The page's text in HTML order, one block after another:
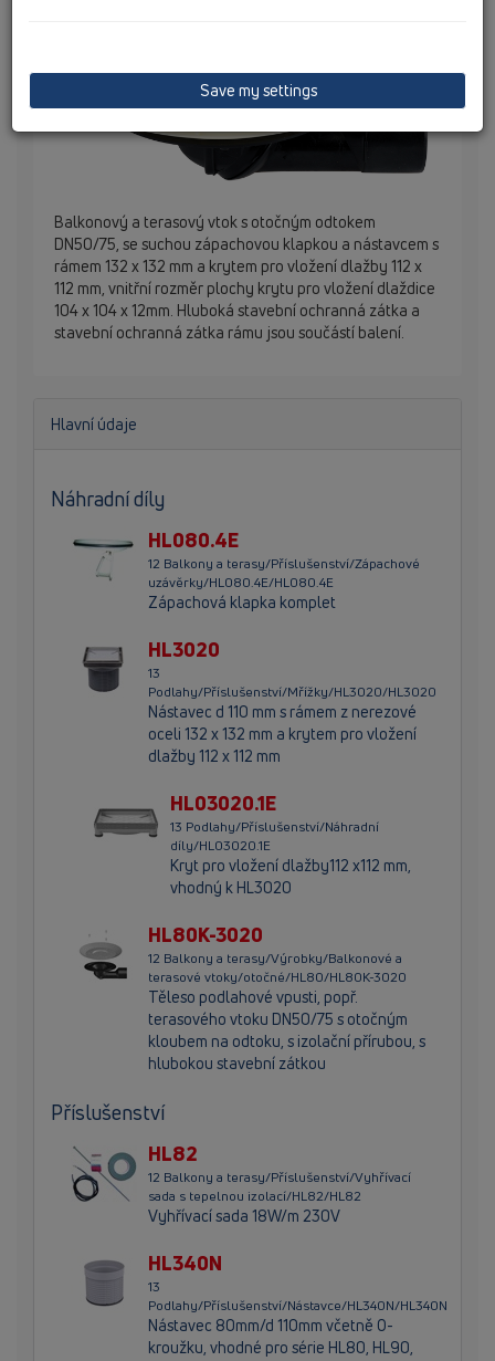
Balkonový a terasový vtok s otočným odtokem
DN50/75, se suchou zápachovou klapkou a nástavcem s
rámem 132 x 132 mm a krytem pro vložení dlažby 112 x
112 mm, vnitřní rozměr plochy krytu pro vložení dlaždice
104 x 104 x 12mm. Hluboká stavební ochranná zátka a
stavební ochranná zátka rámu jsou součástí balení.
Hlavní údaje
Náhradní díly
HL080.4E
12 Balkony a terasy/Příslušenství/Zápachové
uzávěrky/HL080.4E/HL080.4E
Zápachová klapka komplet
HL3020
13
Podlahy/Příslušenství/Mřížky/HL3020/HL3020
Nástavec d 110 mm s rámem z nerezové
oceli 132 x 132 mm a krytem pro vložení
dlažby 112 x 112 mm
HL03020.1E
13 Podlahy/Příslušenství/Náhradní
díly/HL03020.1E
Kryt pro vložení dlažby112 x112 mm,
vhodný k HL3020
HL80K-3020
12 Balkony a terasy/Výrobky/Balkonové a
terasové vtoky/otočné/HL80/HL80K-3020
Těleso podlahové vpusti, popř.
terasového vtoku DN50/75 s otočným
kloubem na odtoku, s izolační přírubou, s
hlubokou stavební zátkou
Příslušenství
HL82
12 Balkony a terasy/Příslušenství/Vyhřívací
sada s tepelnou izolací/HL82/HL82
Vyhřívací sada 18W/m 230V
HL340N
13
Podlahy/Příslušenství/Nástavce/HL340N/HL340N
Nástavec 80mm/d 110mm včetně O-
kroužku, vhodné pro série HL80, HL90,
Save my settings